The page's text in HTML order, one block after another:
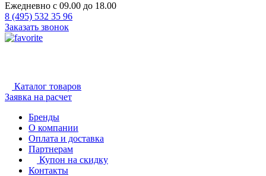
Ежедневно с 09.00 до 18.00
8 (495) 532 35 96
Заказать звонок
Каталог товаров
Заявка на расчет
Бренды
О компании
Оплата и доставка
Партнерам
Купон на скидку
Контакты